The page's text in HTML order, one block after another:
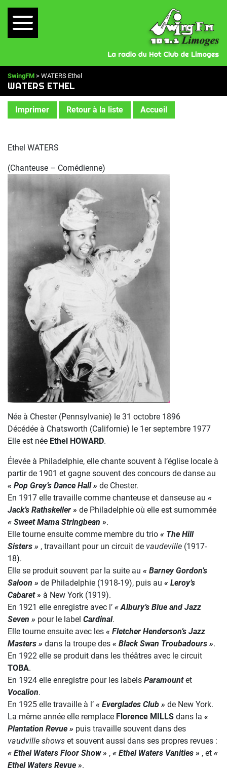
SwingFM > WATERS Ethel
WATERS ETHEL
Imprimer Retour à la liste Accueil
Ethel WATERS
(Chanteuse – Comédienne)
Née à Chester (Pennsylvanie) le 31 octobre 1896
Décédée à Chatsworth (Californie) le 1er septembre 1977
Elle est née Ethel HOWARD.
Élevée à Philadelphie, elle chante souvent à l’église locale à
partir de 1901 et gagne souvent des concours de danse au
« Pop Grey’s Dance Hall » de Chester.
En 1917 elle travaille comme chanteuse et danseuse au «
Jack’s Rathskeller » de Philadelphie où elle est surnommée
« Sweet Mama Stringbean ».
Elle tourne ensuite comme membre du trio « The Hill
Sisters » , travaillant pour un circuit de vaudeville (1917-
18).
Elle se produit souvent par la suite au « Barney Gordon’s
Saloon » de Philadelphie (1918-19), puis au « Leroy’s
Cabaret » à New York (1919).
En 1921 elle enregistre avec l’ « Albury’s Blue and Jazz
Seven » pour le label Cardinal.
Elle tourne ensuite avec les « Fletcher Henderson’s Jazz
Masters » dans la troupe des « Black Swan Troubadours ».
En 1922 elle se produit dans les théâtres avec le circuit
TOBA.
En 1924 elle enregistre pour les labels Paramountet
Vocalion.
En 1925 elle travaille à l’ « Everglades Club » de New York.
La même année elle remplace Florence MILLS dans la «
Plantation Revue » puis travaille souvent dans des
vaudville shows et souvent aussi dans ses propres revues :
« Ethel Waters Floor Show » , « Ethel Waters Vanities » , et «
Ethel Waters Revue ».